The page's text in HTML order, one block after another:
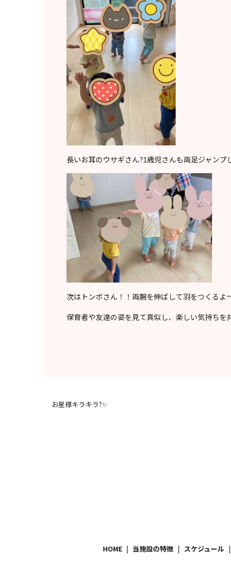
長いお耳のウサギさん?1歳児さんも両足ジャン
次はトンボさん！！両腕を伸ばして羽をつくるよ
保育者や友達の姿を見て真似し、楽しい気持ち
お星様キラキラ?✨
HOME 当施設の特徴 スケジュール